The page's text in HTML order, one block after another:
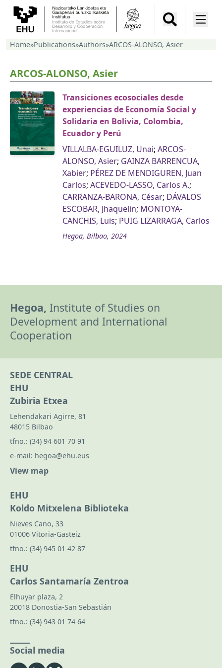
Home»Publications»Authors»ARCOS-ALONSO, Asier
ARCOS-ALONSO, Asier
Transiciones ecosociales desde
experiencias de Economía Social y
Solidaria en Bolivia, Colombia,
Ecuador y Perú
VILLALBA-EGUILUZ, Unai; ARCOS-
ALONSO, Asier; GAINZA BARRENCUA,
Xabier; PÉREZ DE MENDIGUREN, Juan
Carlos; ACEVEDO-LASSO, Carlos A.;
CARRANZA-BARONA, César; DÁVALOS
ESCOBAR, Jhaquelin; MONTOYA-
CANCHIS, Luis; PUIG LIZARRAGA, Carlos
Hegoa, Bilbao, 2024
Hegoa, Institute of Studies on
Development and International
Cooperation
SEDE CENTRAL
EHU
Zubiria Etxea
Lehendakari Agirre, 81
48015 Bilbao
tfno.: (34) 94 601 70 91
e-mail: hegoa@ehu.eus
View map
EHU
Koldo Mitxelena Biblioteka
Nieves Cano, 33
01006 Vitoria-Gasteiz
tfno.: (34) 945 01 42 87
EHU
Carlos Santamaría Zentroa
Elhuyar plaza, 2
20018 Donostia-San Sebastián
tfno.: (34) 943 01 74 64
Social media